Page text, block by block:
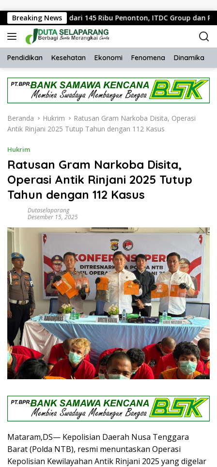
Breaking News
Lebih dari 145 Ribu Penonton, ITDC Group dan Polda
Pendidikan Kesehatan Ekonomi Fenomena Dinamika
Beranda Hukrim
Ratusan Gram Narkoba Disita, Operasi
Antik Rinjani 2025 Tutup Tahun dengan 112 Kasus
Hukrim
Ratusan Gram Narkoba Disita,
Operasi Antik Rinjani 2025 Tutup
Tahun dengan 112 Kasus
Dutaselaparang
Desember 15, 2025
Mataram,DS— Kepolisian Daerah Nusa Tenggara
Barat (Polda NTB), resmi menuntaskan Operasi
Kepolisian Kewilayahan Antik Rinjani 2025 yang digelar